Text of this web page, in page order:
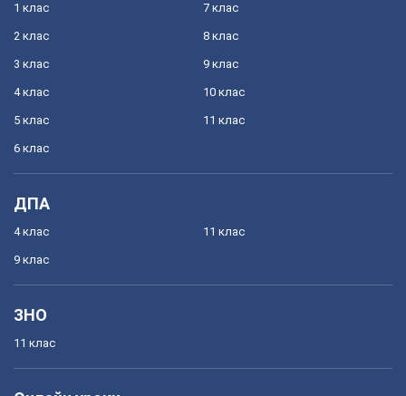
1 клас
2 клас
3 клас
4 клас
5 клас
6 клас
7 клас
8 клас
9 клас
10 клас
11 клас
ДПА
4 клас
9 клас
11 клас
ЗНО
11 клас